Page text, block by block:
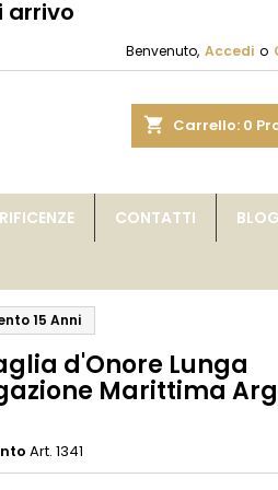
arrivo
Benvenuto, Accedi o
shopping_cart Carrello: 0
CONTATTI BLOG
15 Anni
d'Onore Lunga
Marittima
Art. 1341